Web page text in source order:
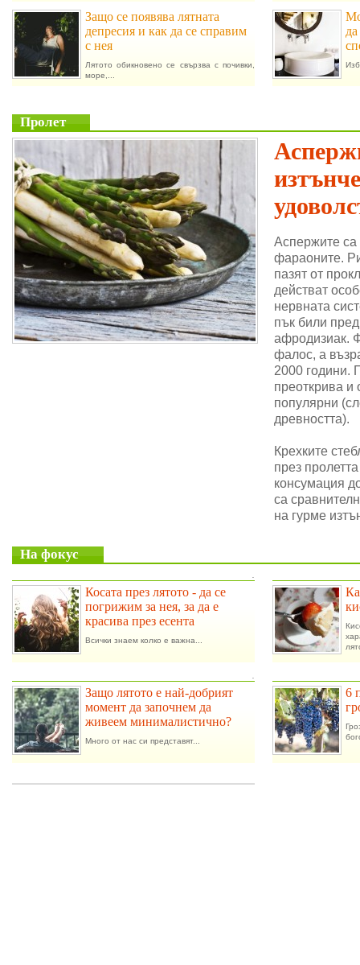
Защо се появява лятната
депресия и как да се справим
с нея
Лятото обикновено се свързва с почивки,
море,...
Пролет
Аспержите
фараоните.
пазят от
действат
нервната
пък били
афродизиак.
фалос, а
2000 години.
преоткрива и
популярни
древността).
Крехките
през
консумация
са
на гурме
На фокус
Косата през лятото - да се
погрижим за нея, за да е
красива през есента
Всички знаем колко е важна...
Защо лятото е най-добрият
момент да започнем да
живеем минималистично?
Много от нас си представят...
6